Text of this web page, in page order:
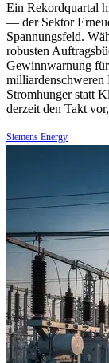
Ein Rekordquartal
— der Sektor
Spannungsfeld.
robusten
Gewinnwarnung
milliardenschweren
Stromhunger statt
derzeit den Takt
Siemens Energy